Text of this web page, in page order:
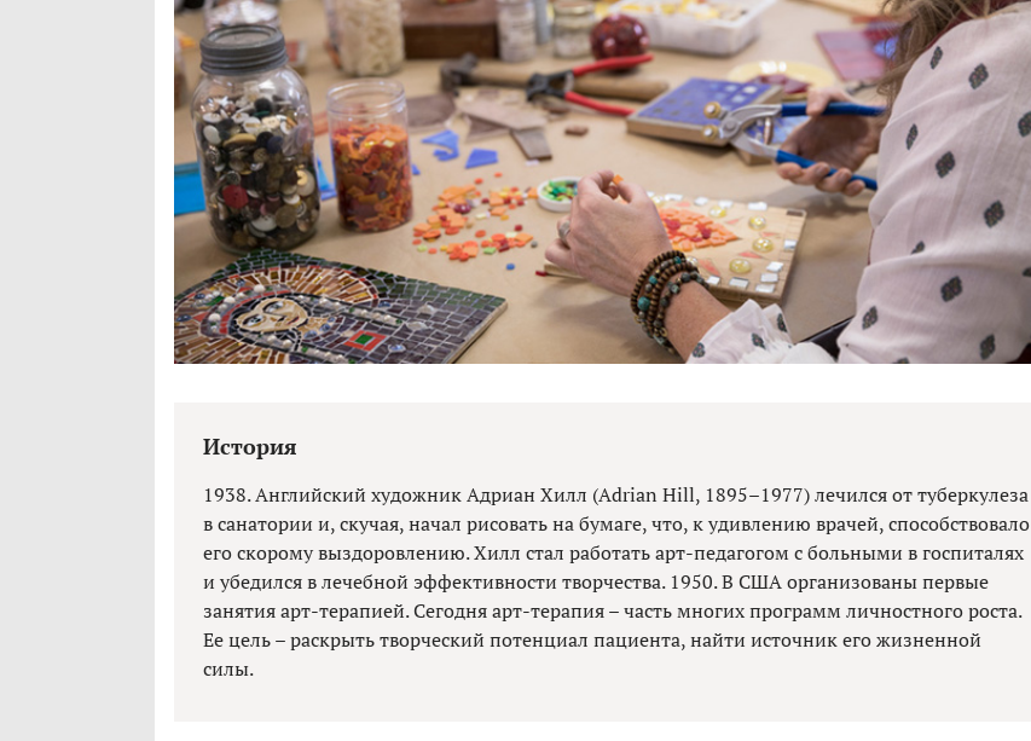
История
1938. Английский художник Адриан Хилл (Adrian Hill, 1895–1977) лечился от туберкулеза
в санатории и, скучая, начал рисовать на бумаге, что, к удивлению врачей, способствовало
его скорому выздоровлению. Хилл стал работать арт-педагогом с больными в госпиталях
и убедился в лечебной эффективности творчества. 1950. В США организованы первые
занятия арт-терапией. Сегодня арт-терапия – часть многих программ личностного роста.
Ее цель – раскрыть творческий потенциал пациента, найти источник его жизненной
силы.